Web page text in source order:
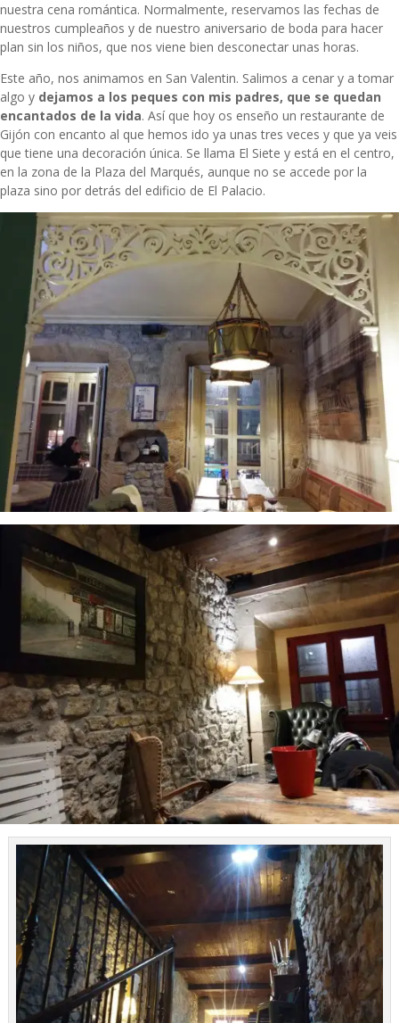
nuestra cena romántica. Normalmente, reservamos las fechas de
nuestros cumpleaños y de nuestro aniversario de boda para hacer
plan sin los niños, que nos viene bien desconectar unas horas.
Este año, nos animamos en San Valentin. Salimos a cenar y a tomar
algo y dejamos a los peques con mis padres, que se quedan
encantados de la vida. Así que hoy os enseño un restaurante de
Gijón con encanto al que hemos ido ya unas tres veces y que ya veis
que tiene una decoración única. Se llama El Siete y está en el centro,
en la zona de la Plaza del Marqués, aunque no se accede por la
plaza sino por detrás del edificio de El Palacio.